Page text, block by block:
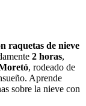
raquetas de nieve
2 horas,
, rodeado de
Aprende
sobre la nieve con